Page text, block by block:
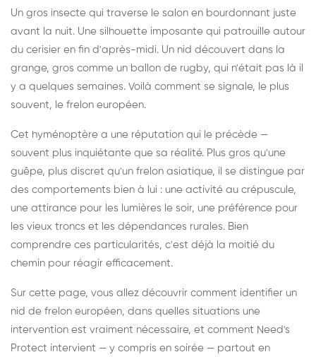
Un gros insecte qui traverse le salon en bourdonnant juste
avant la nuit. Une silhouette imposante qui patrouille autour
du cerisier en fin d'après-midi. Un nid découvert dans la
grange, gros comme un ballon de rugby, qui n'était pas là il
y a quelques semaines. Voilà comment se signale, le plus
souvent, le frelon européen.
Cet hyménoptère a une réputation qui le précède —
souvent plus inquiétante que sa réalité. Plus gros qu'une
guêpe, plus discret qu'un frelon asiatique, il se distingue par
des comportements bien à lui : une activité au crépuscule,
une attirance pour les lumières le soir, une préférence pour
les vieux troncs et les dépendances rurales. Bien
comprendre ces particularités, c'est déjà la moitié du
chemin pour réagir efficacement.
Sur cette page, vous allez découvrir comment identifier un
nid de frelon européen, dans quelles situations une
intervention est vraiment nécessaire, et comment Need's
Protect intervient — y compris en soirée — partout en